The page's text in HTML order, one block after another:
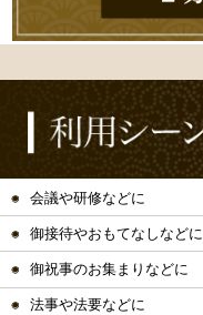
会議や研修などに
御接待やおもてなしなどに
御祝事のお集まりなどに
法事や法要などに